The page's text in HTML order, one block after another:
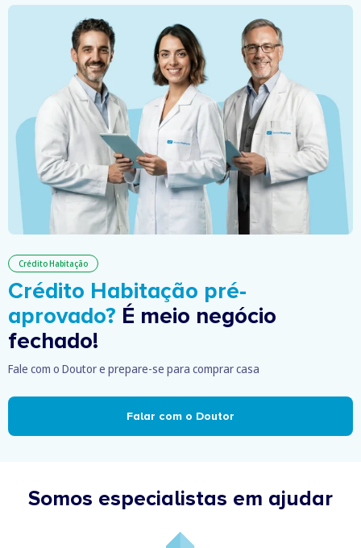
Crédito Habitação
Crédito Habitação pré-
aprovado? É meio negócio
fechado!
Fale com o Doutor e prepare-se para comprar casa
Falar com o Doutor
Somos especialistas em ajudar